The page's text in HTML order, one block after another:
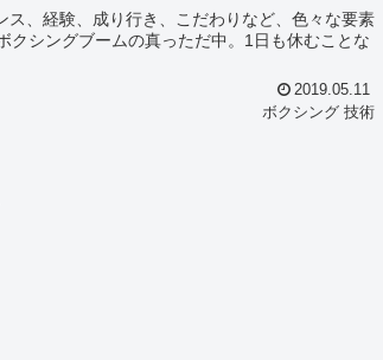
2019.05.11
ボクシング 技術